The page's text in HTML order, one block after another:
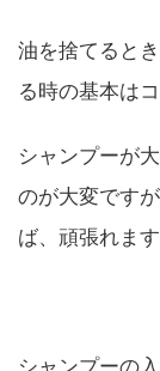
油を捨てると
る時の基本は
シャンプーが
のが大変です
ば、頑張れます